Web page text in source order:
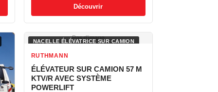
Découvrir
Pas d'image
NACELLE ÉLÉVATRICE SUR CAMION
RUTHMANN
ÉLÉVATEUR SUR CAMION 57 M
KTV/R AVEC SYSTÈME
POWERLIFT